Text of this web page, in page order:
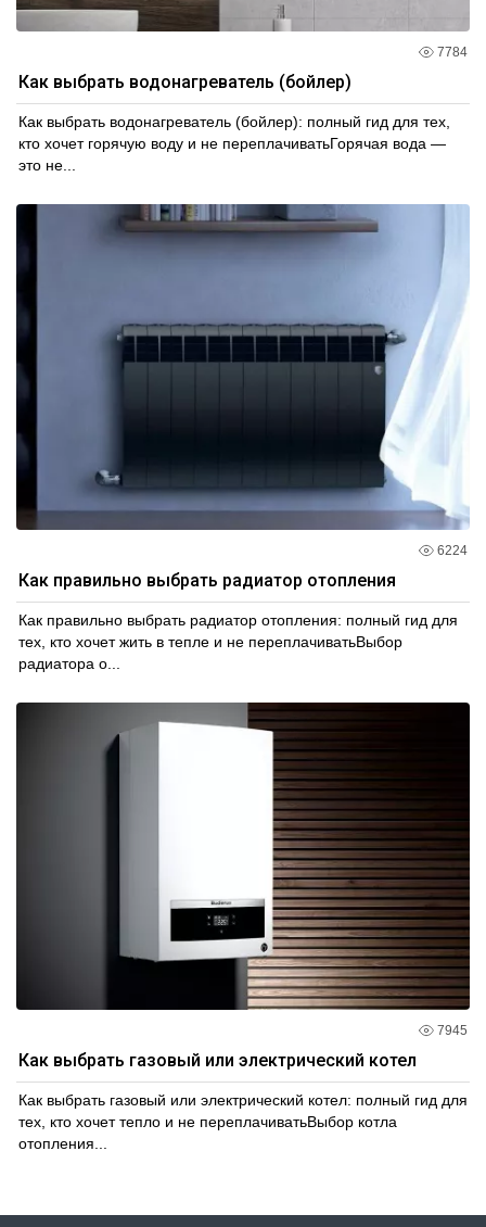
7784
Как выбрать водонагреватель (бойлер)
Как выбрать водонагреватель (бойлер): полный гид для тех,
кто хочет горячую воду и не переплачиватьГорячая вода —
это не...
6224
Как правильно выбрать радиатор отопления
Как правильно выбрать радиатор отопления: полный гид для
тех, кто хочет жить в тепле и не переплачиватьВыбор
радиатора о...
7945
Как выбрать газовый или электрический котел
Как выбрать газовый или электрический котел: полный гид для
тех, кто хочет тепло и не переплачиватьВыбор котла
отопления...